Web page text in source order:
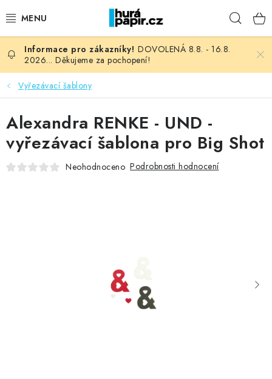
na
NOVINKY
HURÁ DÍLNA
VŠECHNO ZBOŽÍ
KNIHAŘSKÝ MATERIÁL
DOVOLENÁ 8.8. - 16.8.
2026... Děkujeme za pochopení!
Vyřezávací šablony
Alexandra RENKE - UND -
vyřezávací šablona pro Big Shot
Neohodnoceno Podrobnosti hodnocení